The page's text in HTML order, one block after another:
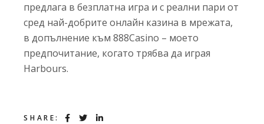
предлага в безплатна игра и с реални пари от
сред най-добрите онлайн казина в мрежата,
в допълнение към 888Casino – моето
предпочитание, когато трябва да играя
Harbours.
SHARE: